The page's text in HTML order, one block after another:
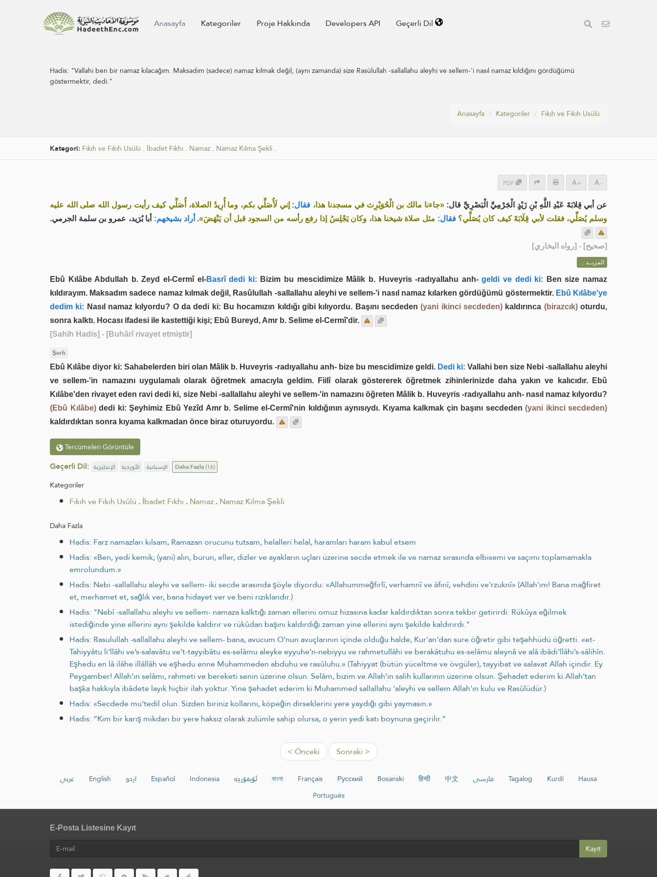
Anasayfa Kategoriler Proje Hakkında Developers API Geçerli Dil
Hadis: "Vallahi ben bir namaz kılacağım. Mak­sadım (sadece) namaz kılmak değil, (aynı zamanda) size Rasûlullah -sallallahu aleyhi ve sellem-'i nasıl namaz kıldığını gördüğümü
göstermektir, dedi."
Anasayfa Kategoriler Fıkıh ve Fıkıh Usûlü
Kategori: Fıkıh ve Fıkıh Usûlü . İbadet Fıkhı . Namaz . Namaz Kılma Şekli .
PDF + -
عن أبي قِلابَةَ عَبْدِ اللَّهِ بْنِ زَيْدٍ الْجَرْمِيِّ الْبَصْرِيِّ قال:«جاءنا مالك بن الْحُوَيْرِث في مسجدنا هذا، فقال: إني لَأُصَلِّي بكم، وما أُرِيدُ الصلاة، أُصَلِّي كيف رأيت رسول الله صلى الله عليه
وسلم يُصَلِّي، فقلت لأبي قِلَابَةَ كيف كان يُصَلِّي؟ فقال: مثل صلاة شيخنا هذا، وكان يَجْلِسُ إذا رفع رأسه من السجود قبل أن يَنْهَضَ». أراد بشيخهم: أبا بُرَيد، عمرو بن سلمة الجرمي.
[صحيح] - [رواه البخاري]
المزيــد ...
Ebû Kılâbe Abdullah b. Zeyd el-Cermî el-Basrî dedi ki: Bizim bu mescidimize Mâlik b. Huveyris -radıyallahu anh-geldi ve dedi ki: Ben size namaz
kıldırayım. Maksadım sadece namaz kılmak değil, Rasûlullah -sallallahu aleyhi ve sellem-'i nasıl namaz kılarken gördüğümü göstermektir.Ebû Kılâbe'ye
dedim ki: Nasıl namaz kılyordu? O da dedi ki: Bu hocamızın kıldığı gibi kılıyordu. Başını secdeden(yani ikinci secdeden) kaldırınca (birazcık)oturdu,
sonra kalktı. Hocası ifadesi ile kastettiği kişi; Ebû Bureyd, Amr b. Selime el-Cermî'dir.
[Sahih Hadis] - [Buhârî rivayet etmiştir]
Şerh
Ebû Kılâbe diyor ki: Sahabelerden biri olan Mâlik b. Huveyris -radıyallahu anh- bize bu mescidimize geldi. Dedi ki: Vallahi ben size Nebi -sallallahu aleyhi
ve sellem-'in namazını uygulamalı olarak öğretmek amacıyla geldim. Fiilî olarak göstererek öğretmek zihinlerinizde daha yakın ve kalıcıdır. Ebû
Kılâbe'den rivayet eden ravi dedi ki, size Nebi -sallallahu aleyhi ve sellem-'in namazını öğreten Mâlik b. Huveyris -radıyallahu anh- nasıl namaz kılyordu?
(Ebû Kılâbe)dedi ki: Şeyhimiz Ebû Yezîd Amr b. Selime el-Cermî'nin kıldığının aynısıydı. Kıyama kalkmak çin başını secdeden (yani ikinci secdeden)
kaldırdıktan sonra kıyama kalkmadan önce biraz oturuyordu.
Tercümeleri Görüntüle
Geçerli Dil: الإنجليزية الأوردية الإسبانية Daha Fazla(16)
Kategoriler
Fıkıh ve Fıkıh Usûlü .İbadet Fıkhı .Namaz.Namaz Kılma Şekli
Daha Fazla
Hadis: Farz namazları kılsam, Ramazan orucunu tutsam, helalleri helal, haramları haram kabul etsem
Hadis: «Ben, yedi kemik; (yani) alın, burun, eller, dizler ve ayakların uçları üzerine secde etmek ile ve namaz sırasında elbisemi ve saçımı toplamamakla
emrolundum.»
Hadis: Nebi -sallallahu aleyhi ve sellem- iki secde arasında şöyle diyordu: «Allahummeğfirlî, verhamnî ve âfinî, vehdini ve'rzuknî» (Allah'ım! Bana mağfiret
et, merhamet et, sağlık ver, bana hidayet ver ve beni rızıklandır.)
Hadis: "Nebî -sallallahu aleyhi ve sellem- namaza kalktığı zaman ellerini omuz hizasına kadar kaldırdıktan sonra tekbir getirirdi. Rükûya eğilmek
istediğinde yine ellerini aynı şekilde kaldırır ve rükûdan başını kaldırdığı zaman yine ellerini aynı şekilde kaldırırdı."
Hadis: Rasulullah -sallallahu aleyhi ve sellem- bana, avucum O'nun avuçlarının içinde olduğu halde, Kur'an'dan sure öğretir gibi teşehhüdü öğretti. «et-
Tahiyyâtu li’llâhi ve’s-salavâtu ve’t-tayyibâtu es-selâmu aleyke eyyuhe’n-nebiyyu ve rahmetullâhi ve berakâtuhu es-selâmu aleynâ ve alâ ibâdi’llâhi’s-sâlihîn.
Eşhedu en lâ ilâhe illâllâh ve eşhedu enne Muhammeden abduhu ve rasûluhu.» (Tahiyyat (bütün yüceltme ve övgüler), tayyibat ve salavat Allah içindir. Ey
Peygamber! Allah’ın selâmı, rahmeti ve bereketi senin üzerine olsun. Selâm, bizim ve Allah’ın salih kullarının üzerine olsun. Şehadet ederim ki Allah’tan
başka hakkıyla ibâdete layık hiçbir ilah yoktur. Yine şehadet ederim ki Muhammed sallallahu ‘aleyhi ve sellem Allah'ın kulu ve Rasûlüdür.)
Hadis: «Secdede mu'tedil olun. Siz­den biriniz kollarını, köpeğin dirseklerini yere yaydığı gibi yayma­sın.»
Hadis: “Kim bir karış mikdarı bir yere haksız olarak zulümle sahip olursa, o yerin yedi katı boynuna geçirilir.”
< Önceki Sonraki >
عربي English اردو Español Indonesia ئۇيغۇرچە বাংলা Français Русский Bosanski हिन्दी 中文 فارسی Tagalog Kurdî
Hausa
Português
E-Posta Listesine Kayıt
Kayıt